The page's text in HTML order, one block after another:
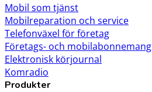
Mobil som tjänst
Mobilreparation och service
Telefonväxel för företag
Företags- och mobilabonnemang
Elektronisk körjournal
Komradio
Produkter